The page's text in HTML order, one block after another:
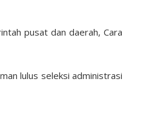
pusat dan daerah, Cara
lulus seleksi administrasi